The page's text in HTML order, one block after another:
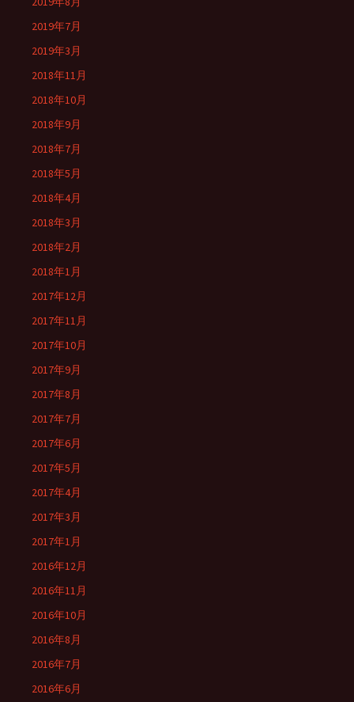
2019年7月
2019年3月
2018年11月
2018年10月
2018年9月
2018年7月
2018年5月
2018年4月
2018年3月
2018年2月
2018年1月
2017年12月
2017年11月
2017年10月
2017年9月
2017年8月
2017年7月
2017年6月
2017年5月
2017年4月
2017年3月
2017年1月
2016年12月
2016年11月
2016年10月
2016年8月
2016年7月
2016年6月